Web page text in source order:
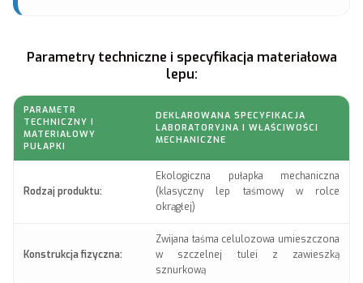
Parametry techniczne i specyfikacja materiałowa
lepu:
PARAMETR
TECHNICZNY I
MATERIAŁOWY
PUŁAPKI
DEKLAROWANA SPECYFIKACJA
LABORATORYJNA I WŁAŚCIWOŚCI
MECHANICZNE
Rodzaj produktu:
Ekologiczna pułapka mechaniczna
(klasyczny lep taśmowy w rolce
okrągłej)
Konstrukcja fizyczna:
Zwijana taśma celulozowa umieszczona
w szczelnej tulei z zawieszką
sznurkową